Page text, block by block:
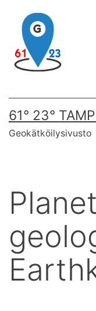
content
61° 23°
Geokätköilysivusto